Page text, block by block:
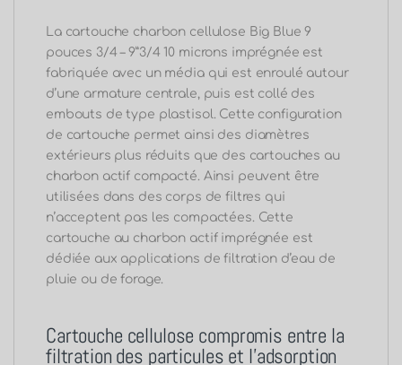
La cartouche charbon cellulose Big Blue 9
pouces 3/4 – 9”3/4 10 microns imprégnée est
fabriquée avec un média qui est enroulé autour
d’une armature centrale, puis est collé des
embouts de type plastisol. Cette configuration
de cartouche permet ainsi des diamètres
extérieurs plus réduits que des cartouches au
charbon actif compacté. Ainsi peuvent être
utilisées dans des corps de filtres qui
n’acceptent pas les compactées. Cette
cartouche au charbon actif imprégnée est
dédiée aux applications de filtration d’eau de
pluie ou de forage.
Cartouche cellulose compromis entre la
filtration des particules et l’adsorption